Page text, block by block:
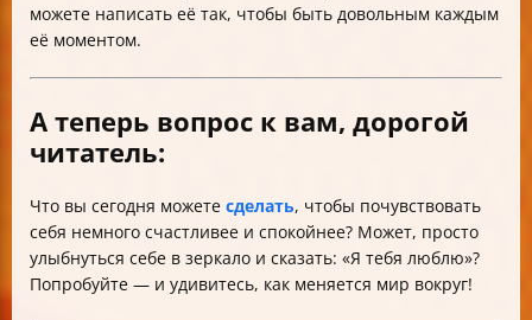
можете написать её так, чтобы быть довольным каждым
её моментом.
А теперь вопрос к вам, дорогой
читатель:
Что вы сегодня можете сделать, чтобы почувствовать
себя немного счастливее и спокойнее? Может, просто
улыбнуться себе в зеркало и сказать: «Я тебя люблю»?
Попробуйте — и удивитесь, как меняется мир вокруг!